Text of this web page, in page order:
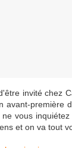
invité chez
avant-première
vous
et on va tout